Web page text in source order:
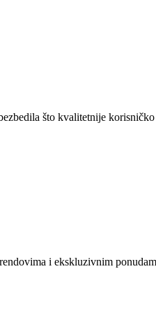
što kvalitetnije
i ekskluzivnim